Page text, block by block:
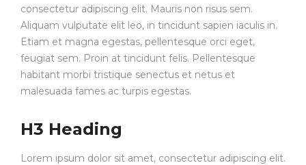
consectetur adipiscing elit. Mauris non risus sem.
Aliquam vulputate elit leo, in tincidunt sapien iaculis in.
Etiam et magna egestas, pellentesque orci eget,
feugiat sem. Proin at tincidunt felis. Pellentesque
habitant morbi tristique senectus et netus et
malesuada fames ac turpis egestas.
H3 Heading
Lorem ipsum dolor sit amet, consectetur adipiscing elit.